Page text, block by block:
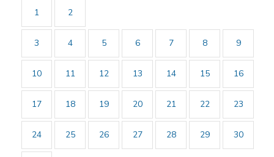
1
2
3 4 5 6 7 8 9
10 11 12 13 14 15 16
17 18 19 20 21 22 23
24 25 26 27 28 29 30